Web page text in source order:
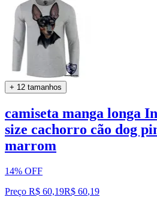
+ 12 tamanhos
camiseta manga longa
size cachorro cão dog
marrom
14% OFF
Preço R$ 60,19R$ 60,19